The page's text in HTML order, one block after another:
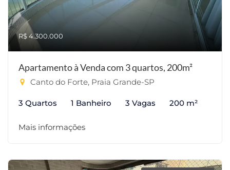
R$ 4.300.000
Apartamento à Venda com 3 quartos, 200m²
Canto do Forte, Praia Grande-SP
3 Quartos 1 Banheiro 3 Vagas 200 m²
Mais informações